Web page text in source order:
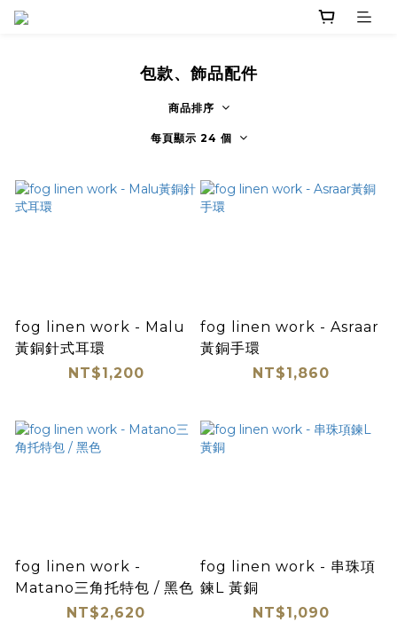
包款、飾品配件
商品排序
每頁顯示 24 個
fog linen work - Malu
黃銅針式耳環
NT$1,200
fog linen work - Asraar
黃銅手環
NT$1,860
fog linen work -
Matano三角托特包 / 黑色
NT$2,620
fog linen work - 串珠項
鍊L 黃銅
NT$1,090